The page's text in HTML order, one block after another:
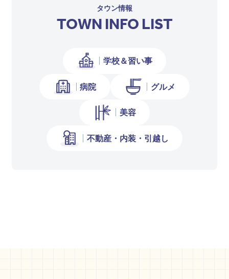
タウン情報
TOWN INFO LIST
学校＆習い事
病院 グルメ
美容
不動産・内装・引越し